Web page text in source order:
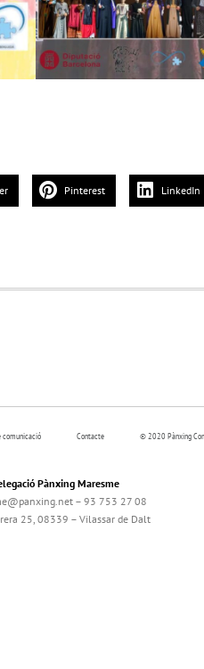
Pinterest LinkedIn
comunicació Contacte © 2020 Pànxing
Pànxing Maresme
– 93 753 27 08
25, 08339 – Vilassar de Dalt